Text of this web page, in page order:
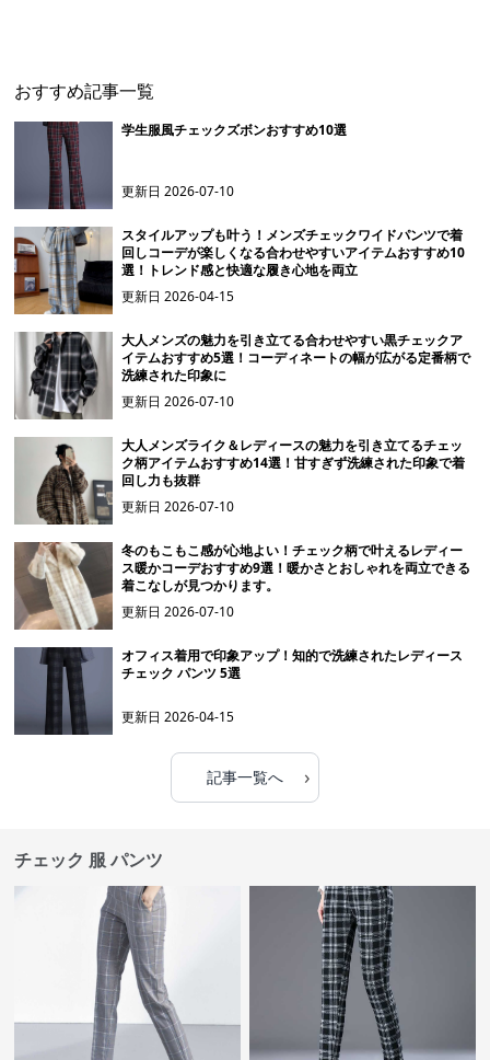
おすすめ記事一覧
学生服風チェックズボンおすすめ10選
更新日2026-07-10
スタイルアップも叶う！メンズチェックワイドパンツで着
回しコーデが楽しくなる合わせやすいアイテムおすすめ10
選！トレンド感と快適な履き心地を両立
更新日2026-04-15
大人メンズの魅力を引き立てる合わせやすい黒チェックア
イテムおすすめ5選！コーディネートの幅が広がる定番柄で
洗練された印象に
更新日2026-07-10
大人メンズライク＆レディースの魅力を引き立てるチェッ
ク柄アイテムおすすめ14選！甘すぎず洗練された印象で着
回し力も抜群
更新日2026-07-10
冬のもこもこ感が心地よい！チェック柄で叶えるレディー
ス暖かコーデおすすめ9選！暖かさとおしゃれを両立できる
着こなしが見つかります。
更新日2026-07-10
オフィス着用で印象アップ！知的で洗練されたレディース
チェック パンツ 5選
更新日2026-04-15
記事一覧へ ›
チェック 服 パンツ